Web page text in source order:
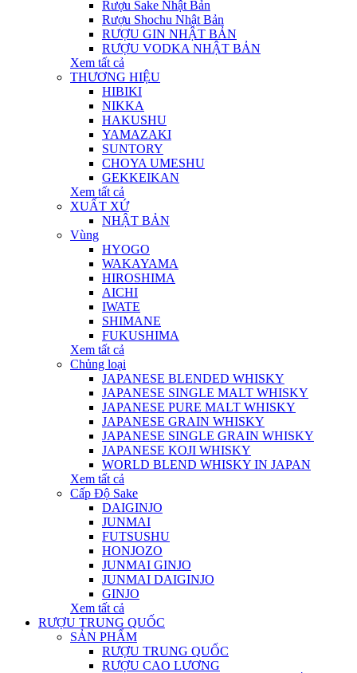
Rượu Sake Nhật Bản
Rượu Shochu Nhật Bản
RƯỢU GIN NHẬT BẢN
RƯỢU VODKA NHẬT BẢN
Xem tất cả
THƯƠNG HIỆU
HIBIKI
NIKKA
HAKUSHU
YAMAZAKI
SUNTORY
CHOYA UMESHU
GEKKEIKAN
Xem tất cả
XUẤT XỨ
NHẬT BẢN
Vùng
HYOGO
WAKAYAMA
HIROSHIMA
AICHI
IWATE
SHIMANE
FUKUSHIMA
Xem tất cả
Chủng loại
JAPANESE BLENDED WHISKY
JAPANESE SINGLE MALT WHISKY
JAPANESE PURE MALT WHISKY
JAPANESE GRAIN WHISKY
JAPANESE SINGLE GRAIN WHISKY
JAPANESE KOJI WHISKY
WORLD BLEND WHISKY IN JAPAN
Xem tất cả
Cấp Độ Sake
DAIGINJO
JUNMAI
FUTSUSHU
HONJOZO
JUNMAI GINJO
JUNMAI DAIGINJO
GINJO
Xem tất cả
RƯỢU TRUNG QUỐC
SẢN PHẨM
RƯỢU TRUNG QUỐC
RƯỢU CAO LƯƠNG